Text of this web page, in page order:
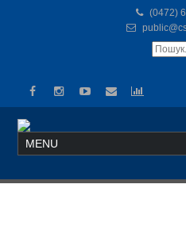
(0472)